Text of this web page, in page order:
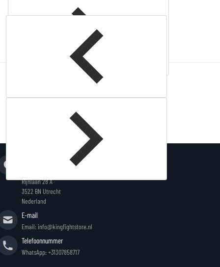
products
Rijnlaan 28 A
3522 BN Utrecht
Nederland
E-mail
Email: info@kingfightstore.nl
Telefoonnummer
WhatsApp: +31307858717